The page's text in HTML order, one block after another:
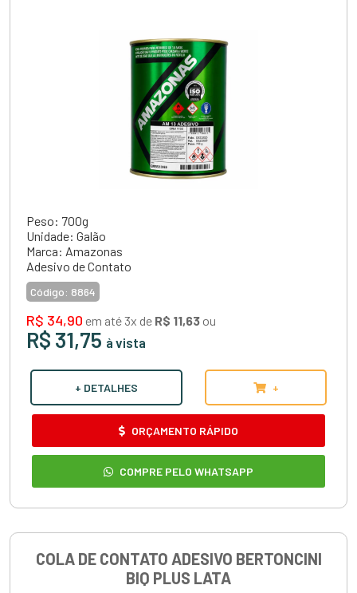
Peso: 700g
Unidade: Galão
Marca: Amazonas
Adesivo de Contato
Código: 8864
R$ 34,90 em até 3x de R$ 11,63 ou
R$ 31,75 à vista
+ DETALHES +
ORÇAMENTO RÁPIDO
COMPRE PELO WHATSAPP
COLA DE CONTATO ADESIVO BERTONCINI
BIQ PLUS LATA